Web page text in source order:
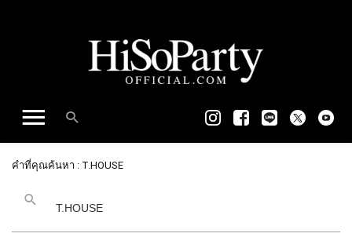
คำที่คุณค้นหา : T.HOUSE